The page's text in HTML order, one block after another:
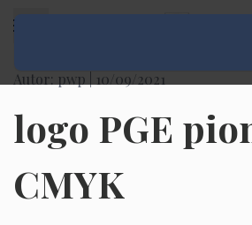
Autor: pwp | 10/09/2021
logo PGE
CMYK